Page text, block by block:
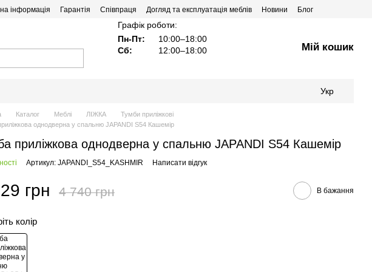
інформація Гарантія Співпраця Догляд та експлуатація меблів Новини
Блог
Графік роботи:
Пн-Пт:
10:00–18:00
Сб:
12:00–18:00 Мій кошик
Укр
Каталог Меблі ЛІЖКА
Тумби приліжкові
однодверна у спальню JAPANDI S54 Кашемір
приліжкова однодверна у спальню JAPANDI S54 Кашемір
Артикул: JAPANDI_S54_KASHMIR Написати відгук
грн 4 740 грн В бажання
колір